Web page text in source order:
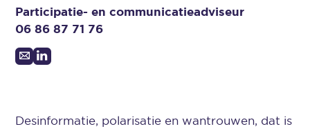
Desinformatie, polarisatie en wantrouwen, dat is
Participatie- en communicatieadviseur
06 86 87 71 76